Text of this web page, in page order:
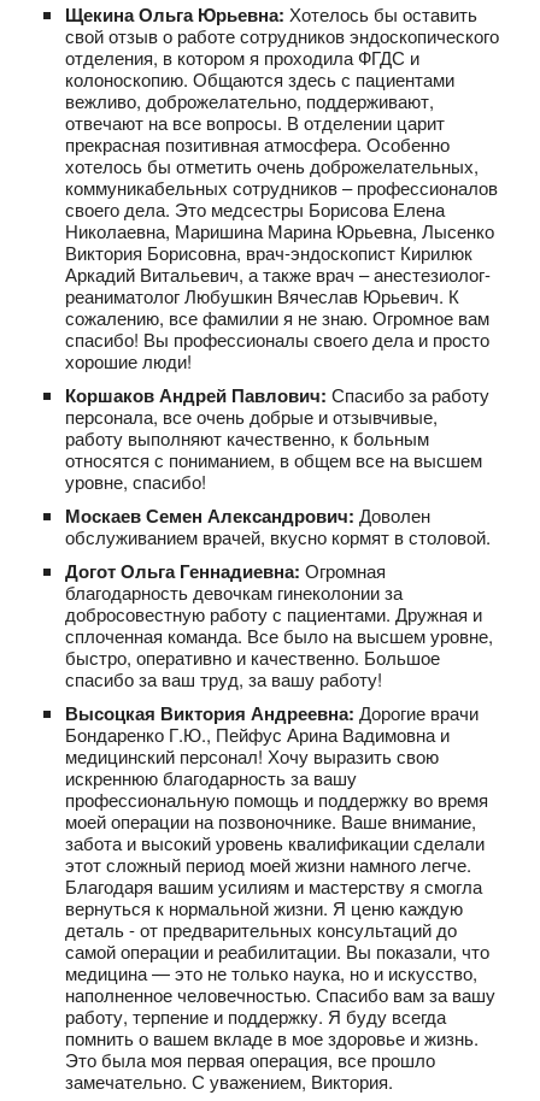
Щекина Ольга Юрьевна: Хотелось бы оставить
свой отзыв о работе сотрудников эндоскопического
отделения, в котором я проходила ФГДС и
колоноскопию. Общаются здесь с пациентами
вежливо, доброжелательно, поддерживают,
отвечают на все вопросы. В отделении царит
прекрасная позитивная атмосфера. Особенно
хотелось бы отметить очень доброжелательных,
коммуникабельных сотрудников – профессионалов
своего дела. Это медсестры Борисова Елена
Николаевна, Маришина Марина Юрьевна, Лысенко
Виктория Борисовна, врач-эндоскопист Кирилюк
Аркадий Витальевич, а также врач – анестезиолог-
реаниматолог Любушкин Вячеслав Юрьевич. К
сожалению, все фамилии я не знаю. Огромное вам
спасибо! Вы профессионалы своего дела и просто
хорошие люди!
Коршаков Андрей Павлович: Спасибо за работу
персонала, все очень добрые и отзывчивые,
работу выполняют качественно, к больным
относятся с пониманием, в общем все на высшем
уровне, спасибо!
Москаев Семен Александрович: Доволен
обслуживанием врачей, вкусно кормят в столовой.
Догот Ольга Геннадиевна: Огромная
благодарность девочкам гинеколонии за
добросовестную работу с пациентами. Дружная и
сплоченная команда. Все было на высшем уровне,
быстро, оперативно и качественно. Большое
спасибо за ваш труд, за вашу работу!
Высоцкая Виктория Андреевна: Дорогие врачи
Бондаренко Г.Ю., Пейфус Арина Вадимовна и
медицинский персонал! Хочу выразить свою
искреннюю благодарность за вашу
профессиональную помощь и поддержку во время
моей операции на позвоночнике. Ваше внимание,
забота и высокий уровень квалификации сделали
этот сложный период моей жизни намного легче.
Благодаря вашим усилиям и мастерству я смогла
вернуться к нормальной жизни. Я ценю каждую
деталь - от предварительных консультаций до
самой операции и реабилитации. Вы показали, что
медицина — это не только наука, но и искусство,
наполненное человечностью. Спасибо вам за вашу
работу, терпение и поддержку. Я буду всегда
помнить о вашем вкладе в мое здоровье и жизнь.
Это была моя первая операция, все прошло
замечательно. С уважением, Виктория.